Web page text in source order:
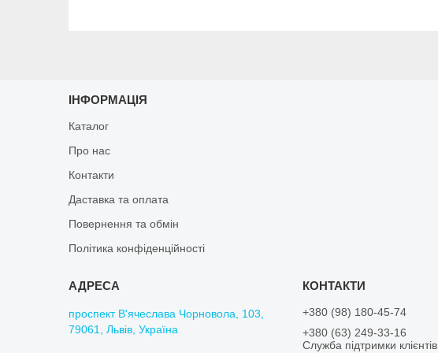
ІНФОРМАЦІЯ
Каталог
Про нас
Контакти
Даставка та оплата
Повернення та обмін
Політика конфіденційності
проспект В'ячеслава Чорновола, 103,
79061, Львів, Україна
+380 (98) 180-45-74
+380 (63) 249-33-16
Служба підтримки клієнтів